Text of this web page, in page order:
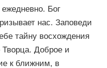
Бог
нас. Заповеди
тайну восхождения
Творца. Доброе и
к ближним, в